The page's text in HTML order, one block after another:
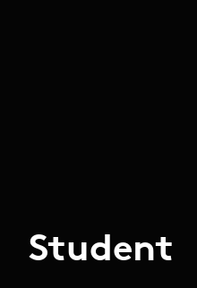
Student